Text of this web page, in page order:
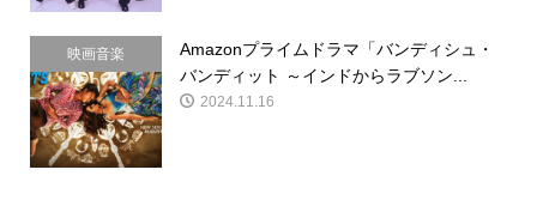
映画音楽
Amazonプライムドラマ「バンディシュ・
バンディット ～インドからラブソン...
2024.11.16